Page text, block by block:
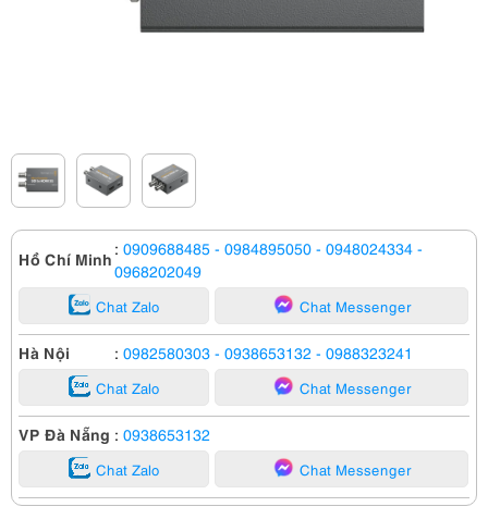
Hồ Chí Minh : 0909688485 - 0984895050 - 0948024334 -
0968202049
Chat Zalo Chat Messenger
Hà Nội : 0982580303 - 0938653132 - 0988323241
Chat Zalo Chat Messenger
VP Đà Nẵng : 0938653132
Chat Zalo Chat Messenger